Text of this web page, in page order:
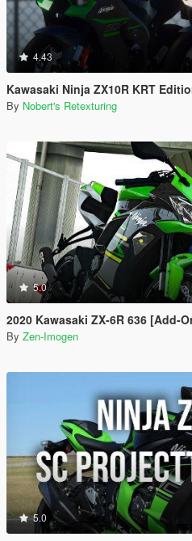
4.43
Kawasaki Ninja ZX10R KRT Edition
By Nobert's Retexturing
5.0
2020 Kawasaki ZX-6R 636 [Add-
By Zen-Imogen
5.0